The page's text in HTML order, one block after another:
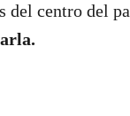
del centro del